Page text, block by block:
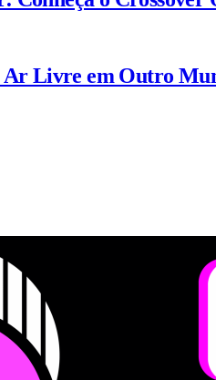
Ar Livre em Outro